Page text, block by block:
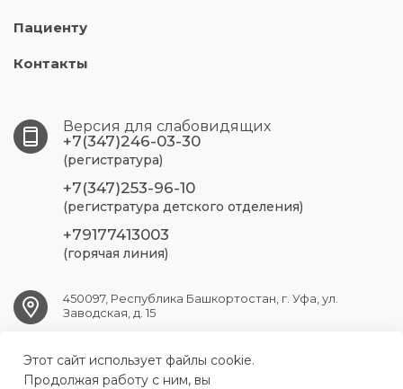
Пациенту
Контакты
Версия для слабовидящих
+7(347)246-03-30
(регистратура)
+7(347)253-96-10
(регистратура детского отделения)
+79177413003
(горячая линия)
450097, Республика Башкортостан, г. Уфа, ул.
Заводская, д. 15
UFA.RSP@doctorrb.ru
Этот сайт использует файлы cookie.
Продолжая работу с ним, вы